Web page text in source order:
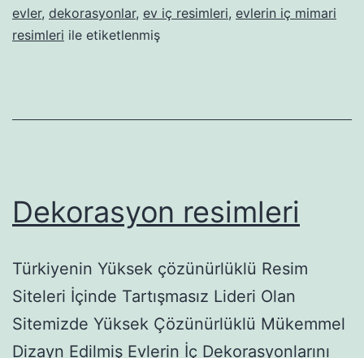
evler, dekorasyonlar, ev iç resimleri, evlerin iç mimari
resimleri ile etiketlenmiş
Dekorasyon resimleri
Türkiyenin Yüksek çözünürlüklü Resim
Siteleri İçinde Tartışmasız Lideri Olan
Sitemizde Yüksek Çözünürlüklü Mükemmel
Dizayn Edilmiş Evlerin İç Dekorasyonlarını